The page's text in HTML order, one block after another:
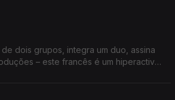
dois grupos, integra um duo, assina
– este francês é um hiperactivo.